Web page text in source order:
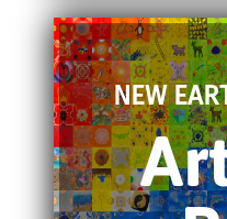
NEW